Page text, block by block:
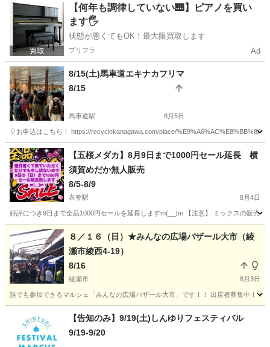
神奈川 元住吉駅 フリーマーケット キッチンカー
【何年も調律していない🎹】ピアノを買い
ます🖐️
状態が悪くてもOK！最大限買取します
プリフラ Ad
8/15(土)馬車道エキナカフリマ
8/15
馬車道駅 8月5日
🎈お申込はこちら！ https://recyclekanagawa.com/place/
神奈川 横浜市 馬車道駅 フリーマーケット 会場
【五桜メダカ】8月9日まで1000円セール延長 横
須賀めだか無人販売
8/5-8/9
衣笠駅 8月4日
好評につき9日まで全品1000円セールを延長しますm(__)m 【注意】 ミックスの販売
神奈川 横須賀市 衣笠駅 フリーマーケット メダカ
８／１６（日）★みんなの広場バザール大市（綾
瀬市綾西4-19）
8/16
綾瀬市 8月3日
誰でも参加できるマルシェ「みんなの広場バザール大市」です！！ 出店者募集中！
フリーマーケット キッチンカー
【告知のみ】9/19(土)しんゆりフェスティバル
9/19-9/20